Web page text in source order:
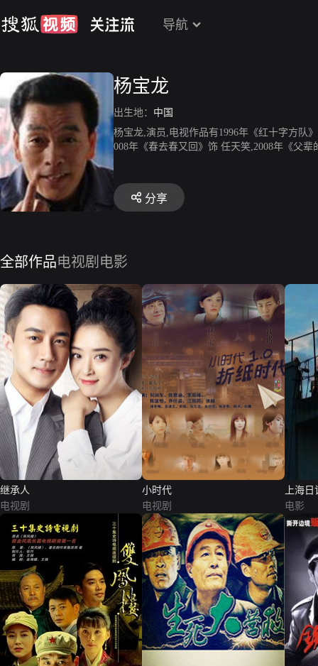
导航
杨宝龙
出生地： 中国
杨宝龙,演员,电视作品有1996年《红十字方队
008年《春去春又回》饰 任天笑,2008年《父辈
分享
全部作品电视剧 电影
继承人
电视剧
小时代
电视剧
上海日
电影